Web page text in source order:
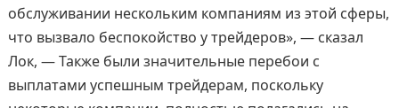
обслуживании нескольким компаниям из этой сферы,
что вызвало беспокойство у трейдеров», — сказал
Лок, — Также были значительные перебои с
выплатами успешным трейдерам, поскольку